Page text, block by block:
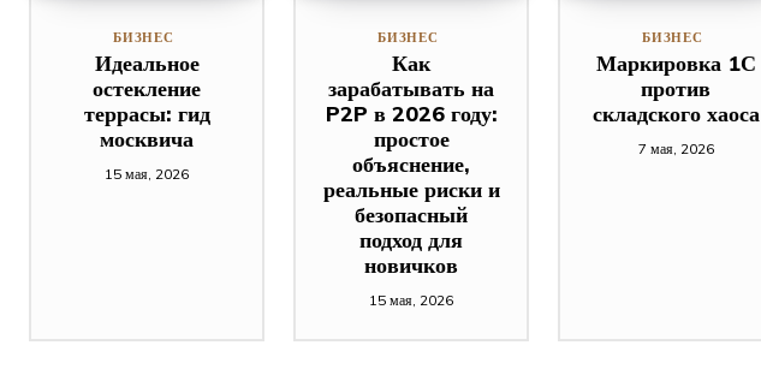
БИЗНЕС
Идеальное
остекление
террасы: гид
москвича
15 мая, 2026
БИЗНЕС
Как
зарабатывать на
P2P в 2026 году:
простое
объяснение,
реальные риски и
безопасный
подход для
новичков
15 мая, 2026
БИЗНЕС
Маркировка 1С
против
складского хаоса
7 мая, 2026